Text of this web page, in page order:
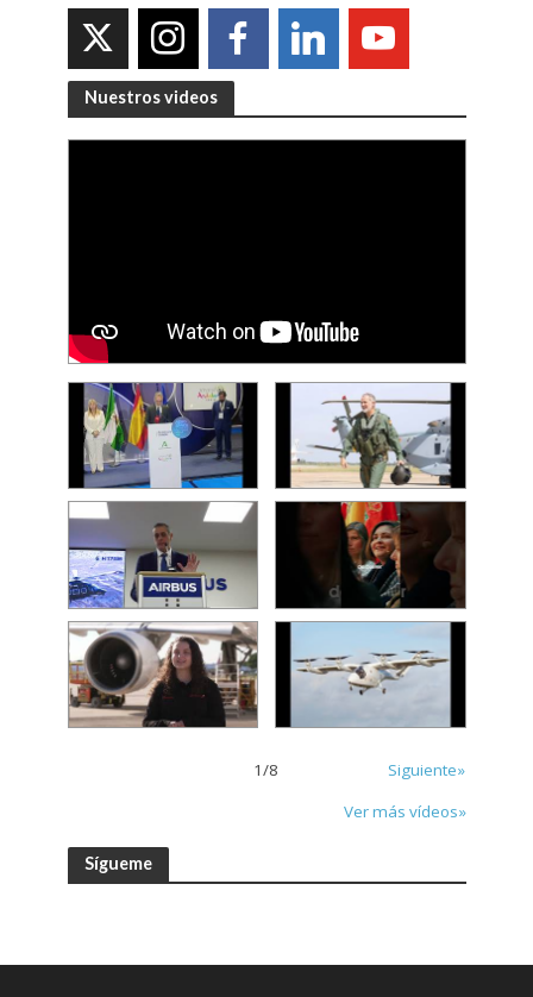
Nuestros videos
1/8
Siguiente»
Ver más vídeos»
Sígueme